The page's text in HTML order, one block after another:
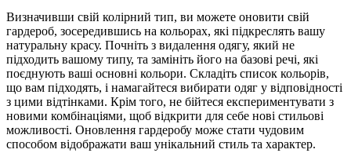
Визначивши свій колірний тип, ви можете оновити свій
гардероб, зосередившись на кольорах, які підкреслять вашу
натуральну красу. Почніть з видалення одягу, який не
підходить вашому типу, та замініть його на базові речі, які
поєднують ваші основні кольори. Складіть список кольорів,
що вам підходять, і намагайтеся вибирати одяг у відповідності
з цими відтінками. Крім того, не бійтеся експериментувати з
новими комбінаціями, щоб відкрити для себе нові стильові
можливості. Оновлення гардеробу може стати чудовим
способом відображати ваш унікальний стиль та характер.